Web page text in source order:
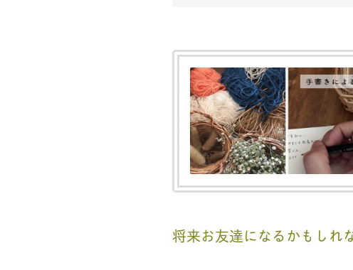
将来お友達になるかもしれ